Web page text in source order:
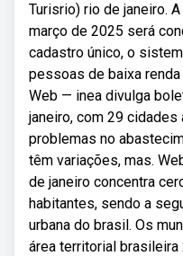
Turisrio) rio de janeiro.
março de 2025 será
cadastro único, o
pessoas de baixa
Web — inea divulga
janeiro, com 29
problemas no
têm variações, mas.
de janeiro concentra
habitantes, sendo a
urbana do brasil. Os
área territorial brasileira